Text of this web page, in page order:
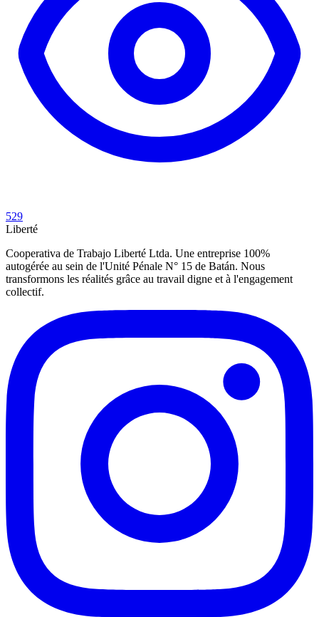
529
Liberté
Cooperativa de Trabajo Liberté Ltda. Une entreprise 100%
autogérée au sein de l'Unité Pénale N° 15 de Batán. Nous
transformons les réalités grâce au travail digne et à l'engagement
collectif.